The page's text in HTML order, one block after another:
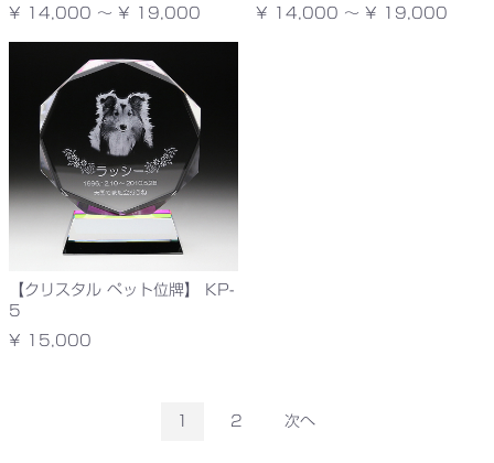
¥ 14,000 ～ ¥ 19,000
¥ 14,000 ～ ¥ 19,000
【クリスタル ペット位牌】 KP-
5
¥ 15,000
1 2 次へ